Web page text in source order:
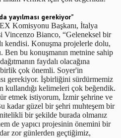
yayılması gerekiyor”
Komisyonu Başkanı, İtalya
Bianco, “Geleneksel bir
kendisi. Konuşma projelerle dolu,
bu konuşmanın metnine sahip
faydalı olacağına
çok önemli. Soyer'in
gerekiyor. İşbirliğini sürdürmemiz
kullandığı kelimeleri çok beğendik.
etmek istiyorum, İzmir şehrine ve
kadar güzel bir şehri muhteşem bir
bir şekilde burada olmanız
de yapıcı projesinin önemini bir
zor günlerden geçtiğimiz,